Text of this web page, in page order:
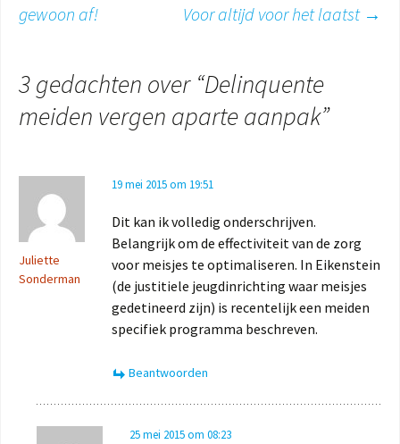
gewoon af! Voor altijd voor het laatst →
3 gedachten over “Delinquente
meiden vergen aparte aanpak”
Juliette
Sonderman
19 mei 2015 om 19:51
Dit kan ik volledig onderschrijven.
Belangrijk om de effectiviteit van de zorg
voor meisjes te optimaliseren. In Eikenstein
(de justitiele jeugdinrichting waar meisjes
gedetineerd zijn) is recentelijk een meiden
specifiek programma beschreven.
Beantwoorden
25 mei 2015 om 08:23